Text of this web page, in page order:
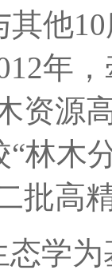
其他
年
源
“林木
批高
学